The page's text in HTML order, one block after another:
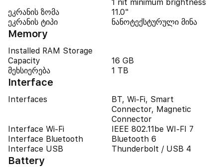
1 nit minimum brightness
ეკრანის ზომა
11.0"
ეკრანის ტიპი
ნანოტექსტურული მინა
Memory
Installed RAM Storage
Capacity
16 GB
მეხსიერება
1 TB
Interface
Interfaces
BT, Wi-Fi, Smart
Connector, Magnetic
Connector
Interface Wi-Fi
IEEE 802.11be WI-FI 7
Interface Bluetooth
Bluetooth 6
Interface USB
Thunderbolt / USB 4
Battery